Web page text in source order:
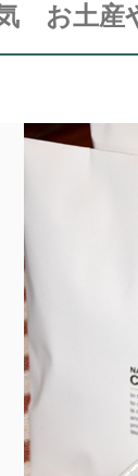
お土産